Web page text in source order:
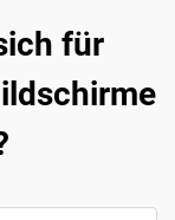
für